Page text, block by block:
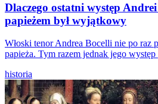
Dlaczego ostatni występ
papieżem był wyjątkowy
Włoski tenor Andrea Bocelli nie po raz
papieża. Tym razem jednak jego występ
historia